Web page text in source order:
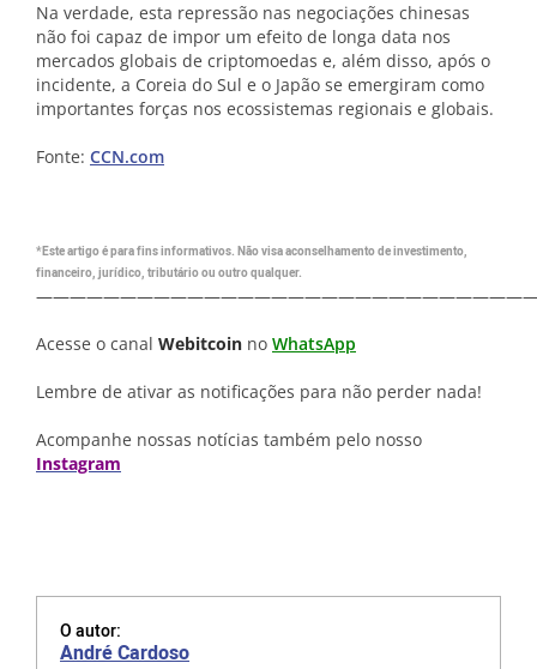
Na verdade, esta repressão nas negociações chinesas
não foi capaz de impor um efeito de longa data nos
mercados globais de criptomoedas e, além disso, após o
incidente, a Coreia do Sul e o Japão se emergiram como
importantes forças nos ecossistemas regionais e globais.
Fonte: CCN.com
*Este artigo é para fins informativos. Não visa aconselhamento de investimento,
financeiro, jurídico, tributário ou outro qualquer.
Acesse o canal Webitcoin no WhatsApp
Lembre de ativar as notificações para não perder nada!
Acompanhe nossas notícias também pelo nosso
Instagram
O autor:
André Cardoso